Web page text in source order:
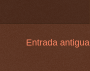
Entrada antigua